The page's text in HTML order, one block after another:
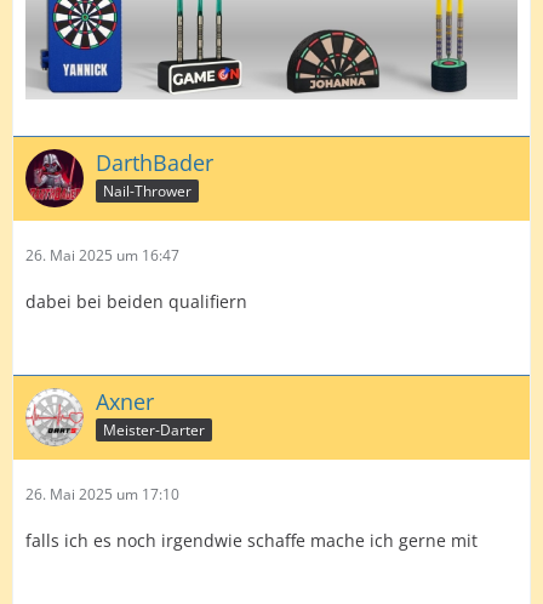
DarthBader
Nail-Thrower
26. Mai 2025 um 16:47
dabei bei beiden qualifiern
Axner
Meister-Darter
26. Mai 2025 um 17:10
falls ich es noch irgendwie schaffe mache ich gerne mit